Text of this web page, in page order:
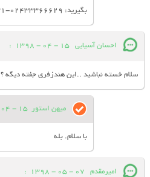
بگیرید: 02433366629-02433366631
احسان آسیایی 15 - 04 - 1398
:
سلام خسته نباشید ..این هندزفری جفته دیگه ؟
میهن استور 15 - 04 - 1398
با سلام. بله
امیرمقدم 07 - 05 - 1398
: